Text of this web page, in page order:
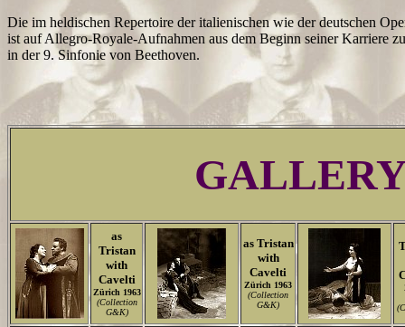
Die im heldischen Repertoire der italienischen wie der deutschen
ist auf Allegro-Royale-Aufnahmen aus dem Beginn seiner Karriere
in der 9. Sinfonie von Beethoven.
as
Tristan
with
Cavelti
Zürich 1963
(Collection
G&K)
as Tristan
with
Cavelti
Zürich 1963
(Collection
G&K)